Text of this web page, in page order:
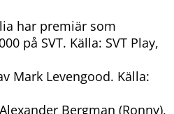
har premiär som
på SVT. Källa: SVT Play,
Mark Levengood. Källa:
Bergman (Ronny),